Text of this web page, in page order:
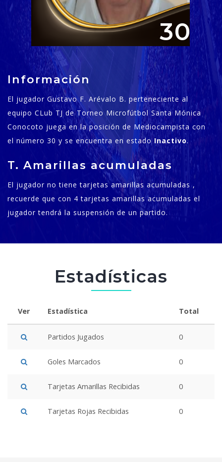
30
Información
El jugador Gustavo F. Arévalo B. perteneciente al
equipo CLub TJ de Torneo Microfútbol Santa Mónica
Conocoto juega en la posición de Mediocampista con
el número 30 y se encuentra en estadoInactivo.
T. Amarillas acumuladas
El jugador no tiene tarjetas amarillas acumuladas ,
recuerde que con 4 tarjetas amarillas acumuladas el
jugador tendrá la suspensión de un partido.
Estadísticas
Ver Estadística Total
Partidos Jugados 0
Goles Marcados 0
Tarjetas Amarillas Recibidas 0
Tarjetas Rojas Recibidas 0